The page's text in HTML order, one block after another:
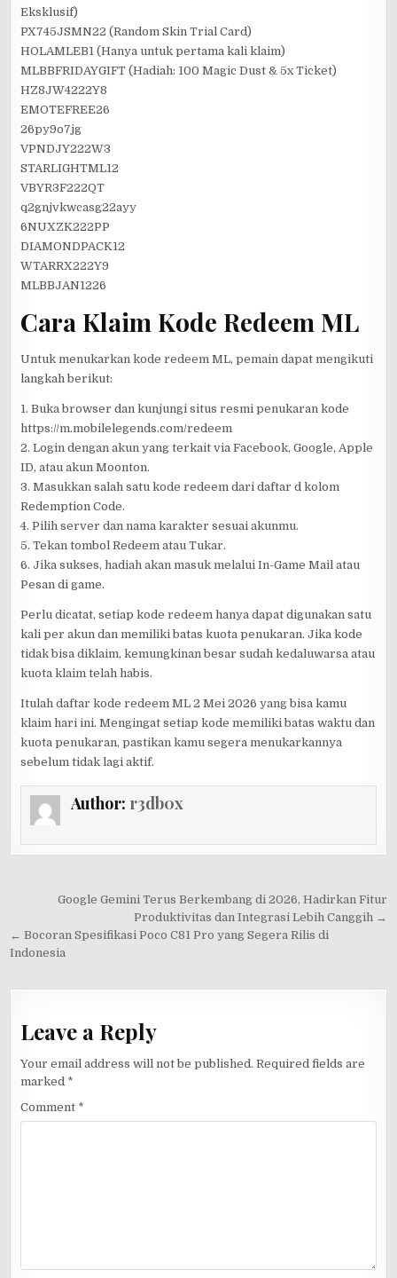
Eksklusif)
PX745JSMN22 (Random Skin Trial Card)
HOLAMLEB1 (Hanya untuk pertama kali klaim)
MLBBFRIDAYGIFT (Hadiah: 100 Magic Dust & 5x Ticket)
HZ8JW4222Y8
EMOTEFREE26
26py9o7jg
VPNDJY222W3
STARLIGHTML12
VBYR3F222QT
q2gnjvkwcasg22ayy
6NUXZK222PP
DIAMONDPACK12
WTARRX222Y9
MLBBJAN1226
Cara Klaim Kode Redeem ML
Untuk menukarkan kode redeem ML, pemain dapat mengikuti
langkah berikut:
1. Buka browser dan kunjungi situs resmi penukaran kode
https://m.mobilelegends.com/redeem
2. Login dengan akun yang terkait via Facebook, Google, Apple
ID, atau akun Moonton.
3. Masukkan salah satu kode redeem dari daftar d kolom
Redemption Code.
4. Pilih server dan nama karakter sesuai akunmu.
5. Tekan tombol Redeem atau Tukar.
6. Jika sukses, hadiah akan masuk melalui In-Game Mail atau
Pesan di game.
Perlu dicatat, setiap kode redeem hanya dapat digunakan satu
kali per akun dan memiliki batas kuota penukaran. Jika kode
tidak bisa diklaim, kemungkinan besar sudah kedaluwarsa atau
kuota klaim telah habis.
Itulah daftar kode redeem ML 2 Mei 2026 yang bisa kamu
klaim hari ini. Mengingat setiap kode memiliki batas waktu dan
kuota penukaran, pastikan kamu segera menukarkannya
sebelum tidak lagi aktif.
Author: r3db0x
Post
navigation
Google Gemini Terus Berkembang di 2026, Hadirkan Fitur
Produktivitas dan Integrasi Lebih Canggih →
← Bocoran Spesifikasi Poco C81 Pro yang Segera Rilis di
Indonesia
Leave a Reply
Your email address will not be published. Required fields are
marked *
Comment *